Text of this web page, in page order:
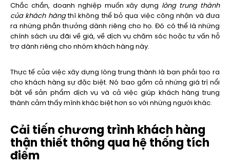
Chắc chắn, doanh nghiệp muốn xây dựng lòng trung thành
của khách hàngthì không thể bỏ qua việc công nhận và đưa
ra những phần thưởng dành riêng cho họ. Đó có thể là những
chính sách ưu đãi về giá, về dịch vụ chăm sóc hoặc tư vấn hỗ
trợ dành riêng cho nhóm khách hàng này.
Thực tế của việc xây dựng lòng trung thành là bạn phải tạo ra
cho khách hàng sự đặc biệt. Nó bao gồm cả những giá trị nổi
bật về sản phẩm dịch vụ và cả việc giúp khách hàng trung
thành cảm thấy mình khác biệt hơn so với những người khác.
Cải tiến chương trình khách hàng
thân thiết thông qua hệ thống tích
điểm